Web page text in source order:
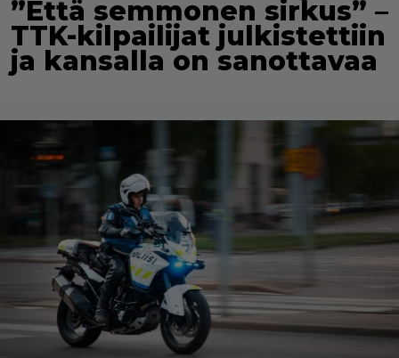
”Että semmonen sirkus” –
TTK-kilpailijat julkistettiin
ja kansalla on sanottavaa